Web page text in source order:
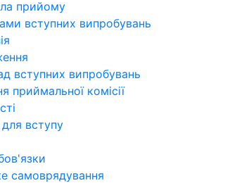
прийому
вступних випробувань
вступних випробувань
приймальної комісії
вступу
самоврядування